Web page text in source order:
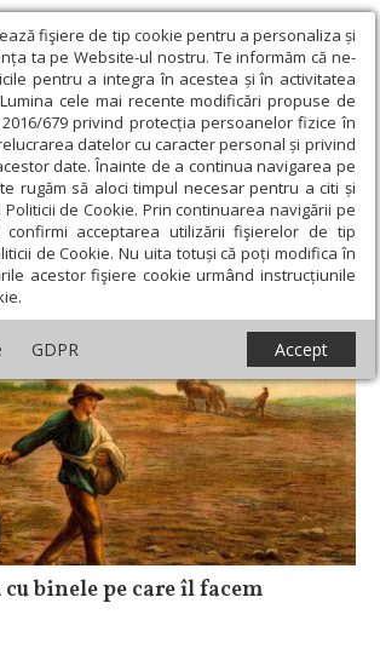
fişiere de tip cookie pentru a personaliza și
ta pe Website-ul nostru. Te informăm că ne-
pentru a integra în acestea și în activitatea
cele mai recente modificări propuse de
2016/679 privind protecția persoanelor fizice în
datelor cu caracter personal și privind
date. Înainte de a continua navigarea pe
rugăm să aloci timpul necesar pentru a citi și
de Cookie. Prin continuarea navigării pe
confirmi acceptarea utilizării fişierelor de tip
de Cookie. Nu uita totuși că poți modifica în
acestor fişiere cookie urmând instrucțiunile
GDPR Accept
Paul Siladi
binele pe care îl facem